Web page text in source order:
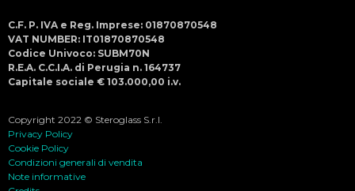
C.F. P. IVA e Reg. Imprese: 01870870548
VAT NUMBER: IT01870870548
Codice Univoco: SUBM70N
R.E.A. C.C.I.A. di Perugia n. 164737
Capitale sociale € 103.000,00 i.v.
Copyright 2022 © Steroglass S.r.l.
Privacy Policy
Cookie Policy
Condizioni generali di vendita
Note informative